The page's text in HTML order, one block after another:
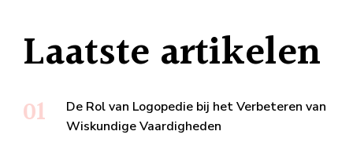
Laatste artikelen
De Rol van Logopedie bij het Verbeteren van
Wiskundige Vaardigheden